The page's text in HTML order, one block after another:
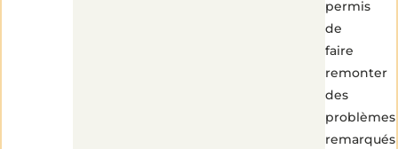
permis
de
faire
remonter
des
problèmes
remarqués